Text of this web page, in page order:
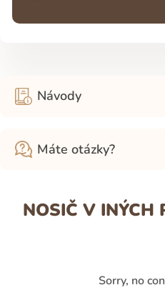
Návody
Máte otázky?
NOSIČ V INÝCH
Sorry, no